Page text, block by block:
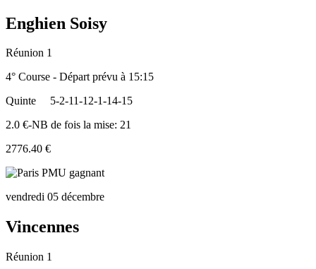
Enghien Soisy
Réunion 1
4° Course - Départ prévu à 15:15
Quinte
5-2-11-12-1-14-15
2.0 €-NB de fois la mise: 21
2776.40 €
vendredi 05 décembre
Vincennes
Réunion 1